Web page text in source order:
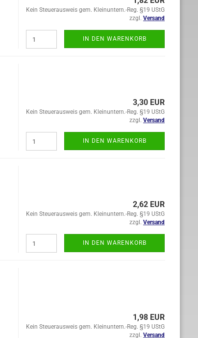
Kein Steuerausweis gem. Kleinuntern.-Reg. §19 UStG
zzgl. Versand
IN DEN WARENKORB
3,30 EUR
Kein Steuerausweis gem. Kleinuntern.-Reg. §19 UStG
zzgl. Versand
IN DEN WARENKORB
2,62 EUR
Kein Steuerausweis gem. Kleinuntern.-Reg. §19 UStG
zzgl. Versand
IN DEN WARENKORB
1,98 EUR
Kein Steuerausweis gem. Kleinuntern.-Reg. §19 UStG
zzgl. Versand